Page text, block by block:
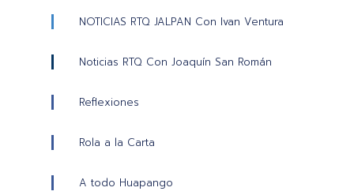
NOTICIAS RTQ JALPAN Con Ivan Ventura
Noticias RTQ Con Joaquín San Román
Reflexiones
Rola a la Carta
A todo Huapango